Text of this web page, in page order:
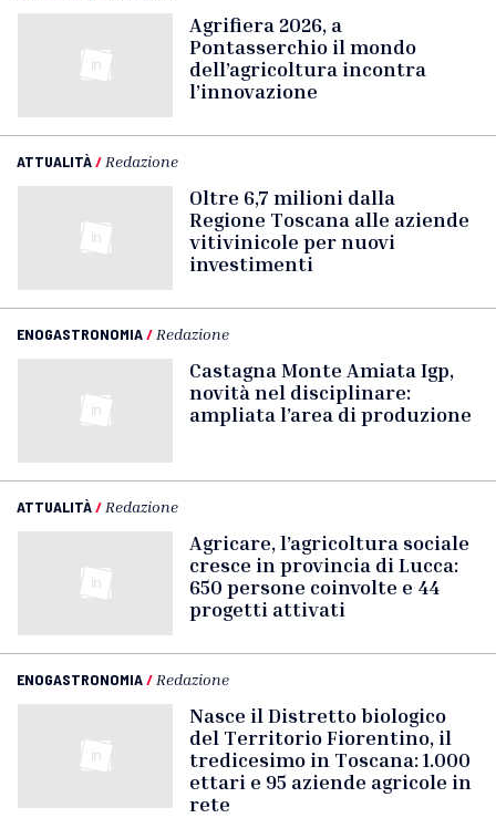
Agrifiera 2026, a
Pontasserchio il mondo
dell’agricoltura incontra
l’innovazione
ATTUALITÀ/ Redazione
Oltre 6,7 milioni dalla
Regione Toscana alle aziende
vitivinicole per nuovi
investimenti
ENOGASTRONOMIA/ Redazione
Castagna Monte Amiata Igp,
novità nel disciplinare:
ampliata l’area di produzione
ATTUALITÀ/ Redazione
Agricare, l’agricoltura sociale
cresce in provincia di Lucca:
650 persone coinvolte e 44
progetti attivati
ENOGASTRONOMIA/ Redazione
Nasce il Distretto biologico
del Territorio Fiorentino, il
tredicesimo in Toscana: 1.000
ettari e 95 aziende agricole in
rete